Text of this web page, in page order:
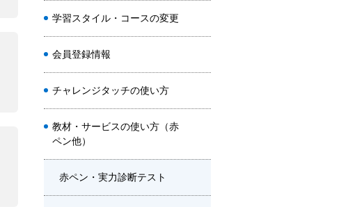
学習スタイル・コースの変更
会員登録情報
チャレンジタッチの使い方
教材・サービスの使い方（赤
ペン他）
赤ペン・実力診断テスト